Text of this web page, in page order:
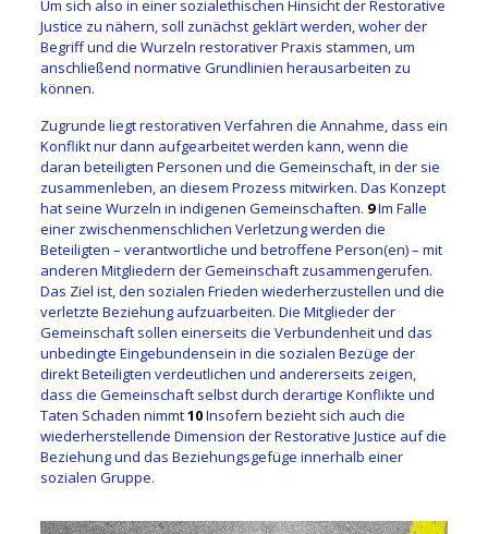
Um sich also in einer sozialethischen Hinsicht der Restorative
Justice zu nähern, soll zunächst geklärt werden, woher der
Begriff und die Wurzeln restorativer Praxis stammen, um
anschließend normative Grundlinien herausarbeiten zu
können.
Zugrunde liegt restorativen Verfahren die Annahme, dass ein
Konflikt nur dann aufgearbeitet werden kann, wenn die
daran beteiligten Personen und die Gemeinschaft, in der sie
zusammenleben, an diesem Prozess mitwirken. Das Konzept
hat seine Wurzeln in indigenen Gemeinschaften. 9Im Falle
einer zwischenmenschlichen Verletzung werden die
Beteiligten – verantwortliche und betroffene Person(en) – mit
anderen Mitgliedern der Gemeinschaft zusammengerufen.
Das Ziel ist, den sozialen Frieden wiederherzustellen und die
verletzte Beziehung aufzuarbeiten. Die Mitglieder der
Gemeinschaft sollen einerseits die Verbundenheit und das
unbedingte Eingebundensein in die sozialen Bezüge der
direkt Beteiligten verdeutlichen und andererseits zeigen,
dass die Gemeinschaft selbst durch derartige Konflikte und
Taten Schaden nimmt10Insofern bezieht sich auch die
wiederherstellende Dimension der Restorative Justice auf die
Beziehung und das Beziehungsgefüge innerhalb einer
sozialen Gruppe.